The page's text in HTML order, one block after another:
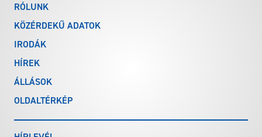
RÓLUNK
KÖZÉRDEKŰ ADATOK
IRODÁK
HÍREK
ÁLLÁSOK
OLDALTÉRKÉP